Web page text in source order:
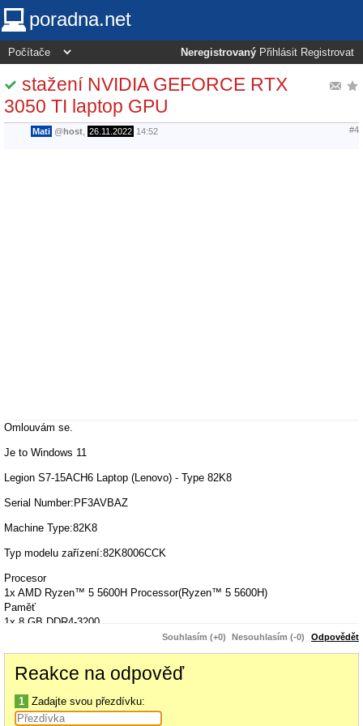
poradna.net
Neregistrovaný Přihlásit Registrovat
stažení NVIDIA GEFORCE RTX
3050 TI laptop GPU
Mati @host 26.11.2022 14:52 #4
Omlouvám se.
Je to Windows 11
Legion S7-15ACH6 Laptop (Lenovo) - Type 82K8
Serial Number:PF3AVBAZ
Machine Type:82K8
Typ modelu zařízení:82K8006CCK
Procesor
1x AMD Ryzen™ 5 5600H Processor(Ryzen™ 5 5600H)
Paměť
1x 8 GB DDR4-3200
Operační systém
Windows 11 Home 64(SK:Slovak,EN:English,CZ:Czech)
Pevné disky
1x 512GBSSDPCIe3x4
Bezdrátová síť
Souhlasím (+0) Nesouhlasím (-0) Odpovědět
Reakce na odpověď
1 Zadajte svou přezdívku: